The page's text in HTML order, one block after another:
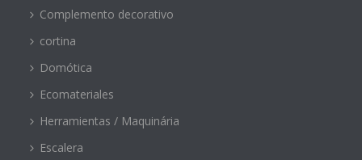
Complemento decorativo
cortina
Domótica
Ecomateriales
Herramientas / Maquinária
Escalera